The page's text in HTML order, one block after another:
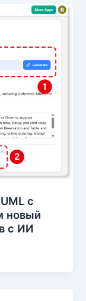
с
новый
с ИИ